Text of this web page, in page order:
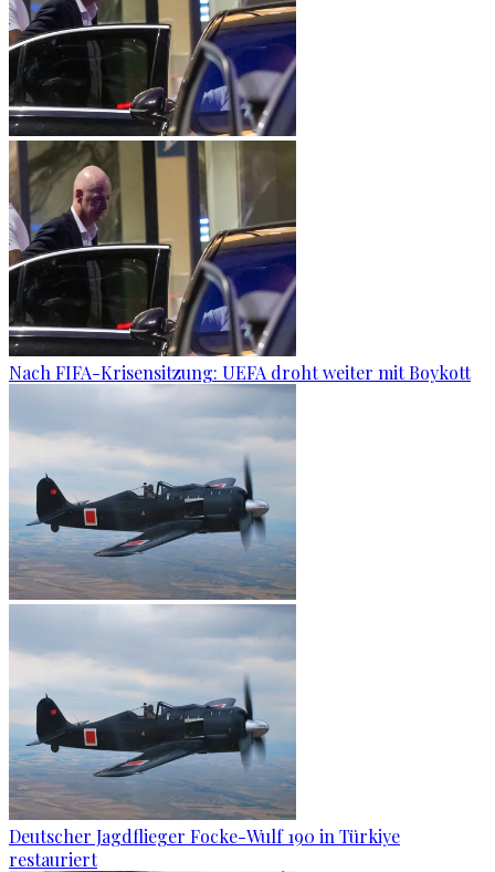
Nach FIFA-Krisensitzung: UEFA droht weiter mit Boykott
Deutscher Jagdflieger Focke-Wulf 190 in Türkiye
restauriert